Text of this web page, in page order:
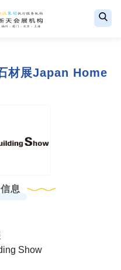
材展Japan Home
息
Show